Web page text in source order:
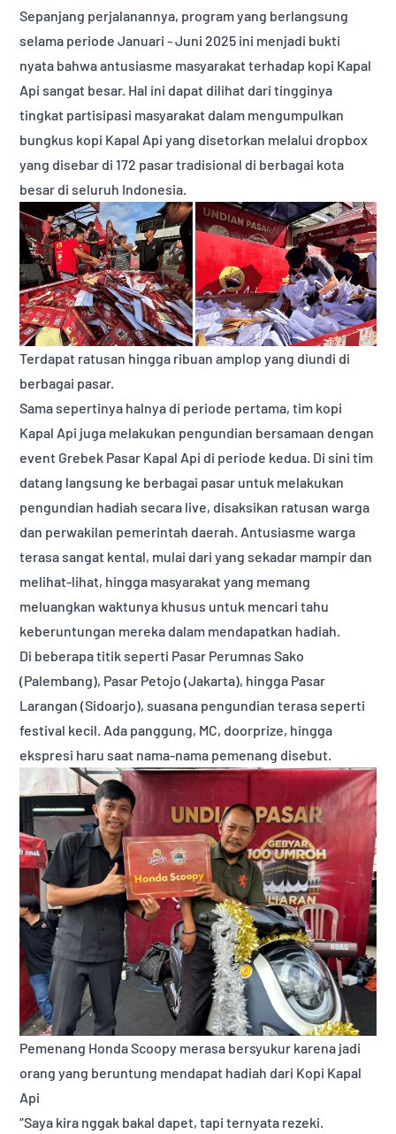
Sepanjang perjalanannya, program yang berlangsung
selama periode Januari - Juni 2025 ini menjadi bukti
nyata bahwa antusiasme masyarakat terhadap kopi Kapal
Api sangat besar. Hal ini dapat dilihat dari tingginya
tingkat partisipasi masyarakat dalam mengumpulkan
bungkus kopi Kapal Api yang disetorkan melalui dropbox
yang disebar di 172 pasar tradisional di berbagai kota
besar di seluruh Indonesia.
Terdapat ratusan hingga ribuan amplop yang diundi di
berbagai pasar.
Sama sepertinya halnya di periode pertama, tim kopi
Kapal Api juga melakukan pengundian bersamaan dengan
event Grebek Pasar Kapal Api di periode kedua. Di sini tim
datang langsung ke berbagai pasar untuk melakukan
pengundian hadiah secara live, disaksikan ratusan warga
dan perwakilan pemerintah daerah. Antusiasme warga
terasa sangat kental, mulai dari yang sekadar mampir dan
melihat-lihat, hingga masyarakat yang memang
meluangkan waktunya khusus untuk mencari tahu
keberuntungan mereka dalam mendapatkan hadiah.
Di beberapa titik seperti Pasar Perumnas Sako
(Palembang), Pasar Petojo (Jakarta), hingga Pasar
Larangan (Sidoarjo), suasana pengundian terasa seperti
festival kecil. Ada panggung, MC, doorprize, hingga
ekspresi haru saat nama-nama pemenang disebut.
Pemenang Honda Scoopy merasa bersyukur karena jadi
orang yang beruntung mendapat hadiah dari Kopi Kapal
Api
“Saya kira nggak bakal dapet, tapi ternyata rezeki.